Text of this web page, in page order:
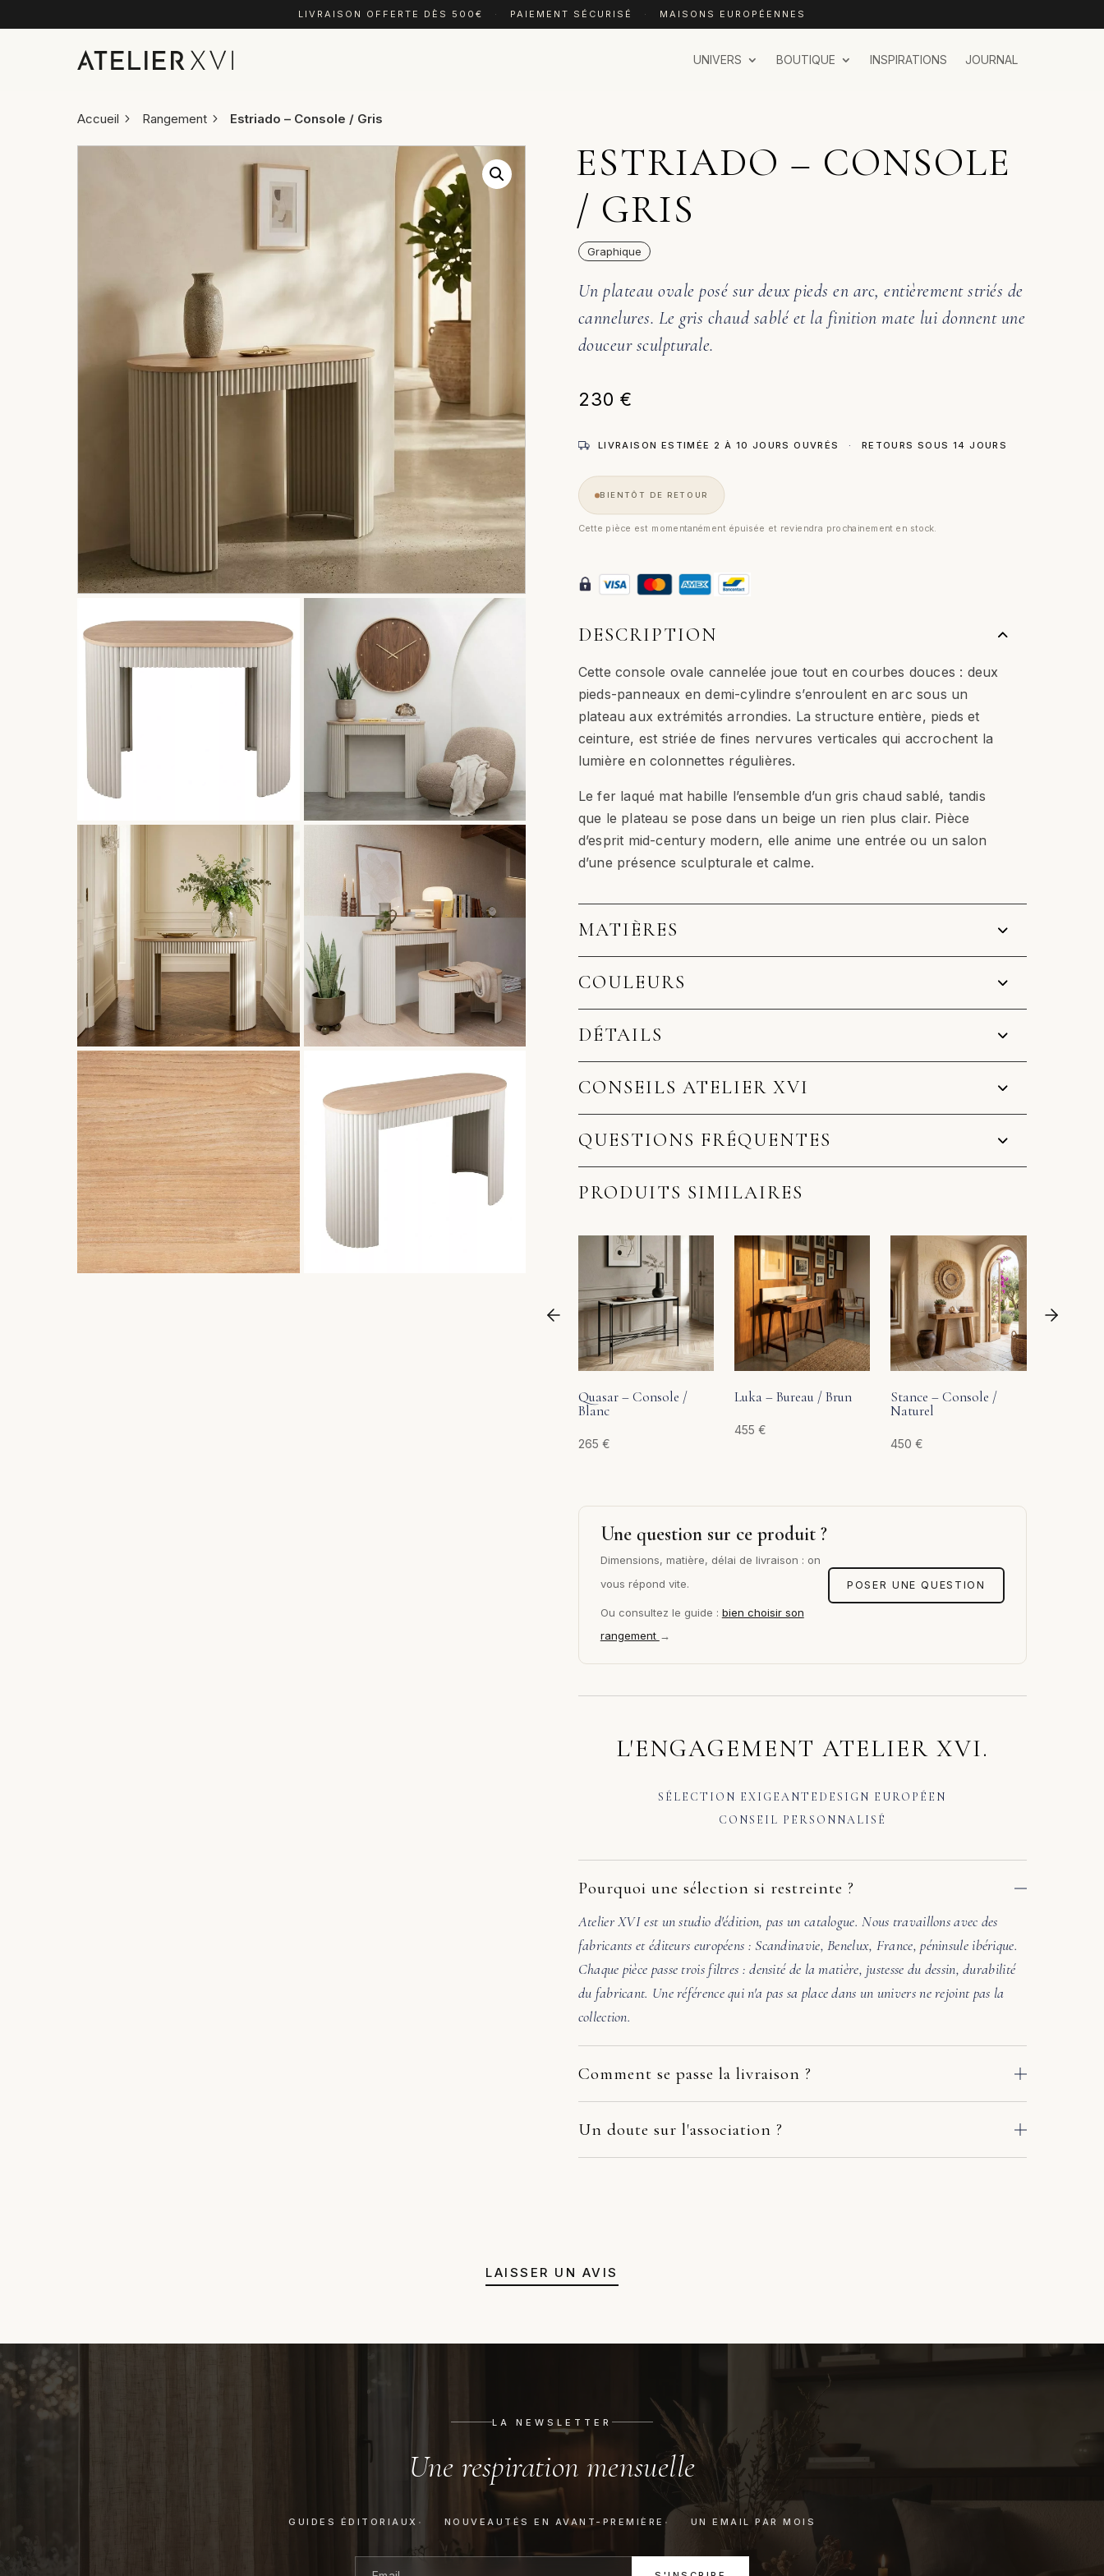
LIVRAISON OFFERTE DÈS 500€ · PAIEMENT SÉCURISÉ · MAISONS EUROPÉENNES
UNIVERS BOUTIQUE INSPIRATIONS JOURNAL
Accueil Rangement Estriado – Console / Gris
ESTRIADO – CONSOLE
/ GRIS
Graphique
Un plateau ovale posé sur deux pieds en arc, entièrement striés de
cannelures. Le gris chaud sablé et la finition mate lui donnent une
douceur sculpturale.
230 €
LIVRAISON ESTIMÉE 2 À 10 JOURS OUVRÉS · RETOURS SOUS 14 JOURS
BIENTÔT DE RETOUR
Cette pièce est momentanément épuisée et reviendra prochainement en stock.
DESCRIPTION
Cette console ovale cannelée joue tout en courbes douces : deux
pieds-panneaux en demi-cylindre s’enroulent en arc sous un
plateau aux extrémités arrondies. La structure entière, pieds et
ceinture, est striée de fines nervures verticales qui accrochent la
lumière en colonnettes régulières.
Le fer laqué mat habille l’ensemble d’un gris chaud sablé, tandis
que le plateau se pose dans un beige un rien plus clair. Pièce
d’esprit mid-century modern, elle anime une entrée ou un salon
d’une présence sculpturale et calme.
MATIÈRES
COULEURS
DÉTAILS
CONSEILS ATELIER XVI
QUESTIONS FRÉQUENTES
PRODUITS SIMILAIRES
Quasar – Console /
Blanc
265 €
Luka – Bureau / Brun
455€
Stance – Console /
Naturel
450€
550
Une question sur ce produit ?
Dimensions, matière, délai de livraison : on
vous répond vite.
Ou consultez le guide : bien choisir son
rangement →
POSER UNE QUESTION
L'ENGAGEMENT ATELIER XVI.
SÉLECTION EXIGEANTE DESIGN EUROPÉEN
CONSEIL PERSONNALISÉ
Pourquoi une sélection si restreinte ?
Atelier XVI est un studio d'édition, pas un catalogue. Nous travaillons avec des
fabricants et éditeurs européens : Scandinavie, Benelux, France, péninsule ibérique.
Chaque pièce passe trois filtres : densité de la matière, justesse du dessin, durabilité
du fabricant. Une référence qui n'a pas sa place dans un univers ne rejoint pas la
collection.
Comment se passe la livraison ?
dépend du fabricant et de votre adresse : comptez en général 2 à 10 jours ouvrés. Si
Un doute sur l'association ?
LAISSER UN AVIS
LA NEWSLETTER
Une respiration mensuelle
GUIDES ÉDITORIAUX NOUVEAUTÉS EN AVANT-PREMIÈRE UN EMAIL PAR MOIS